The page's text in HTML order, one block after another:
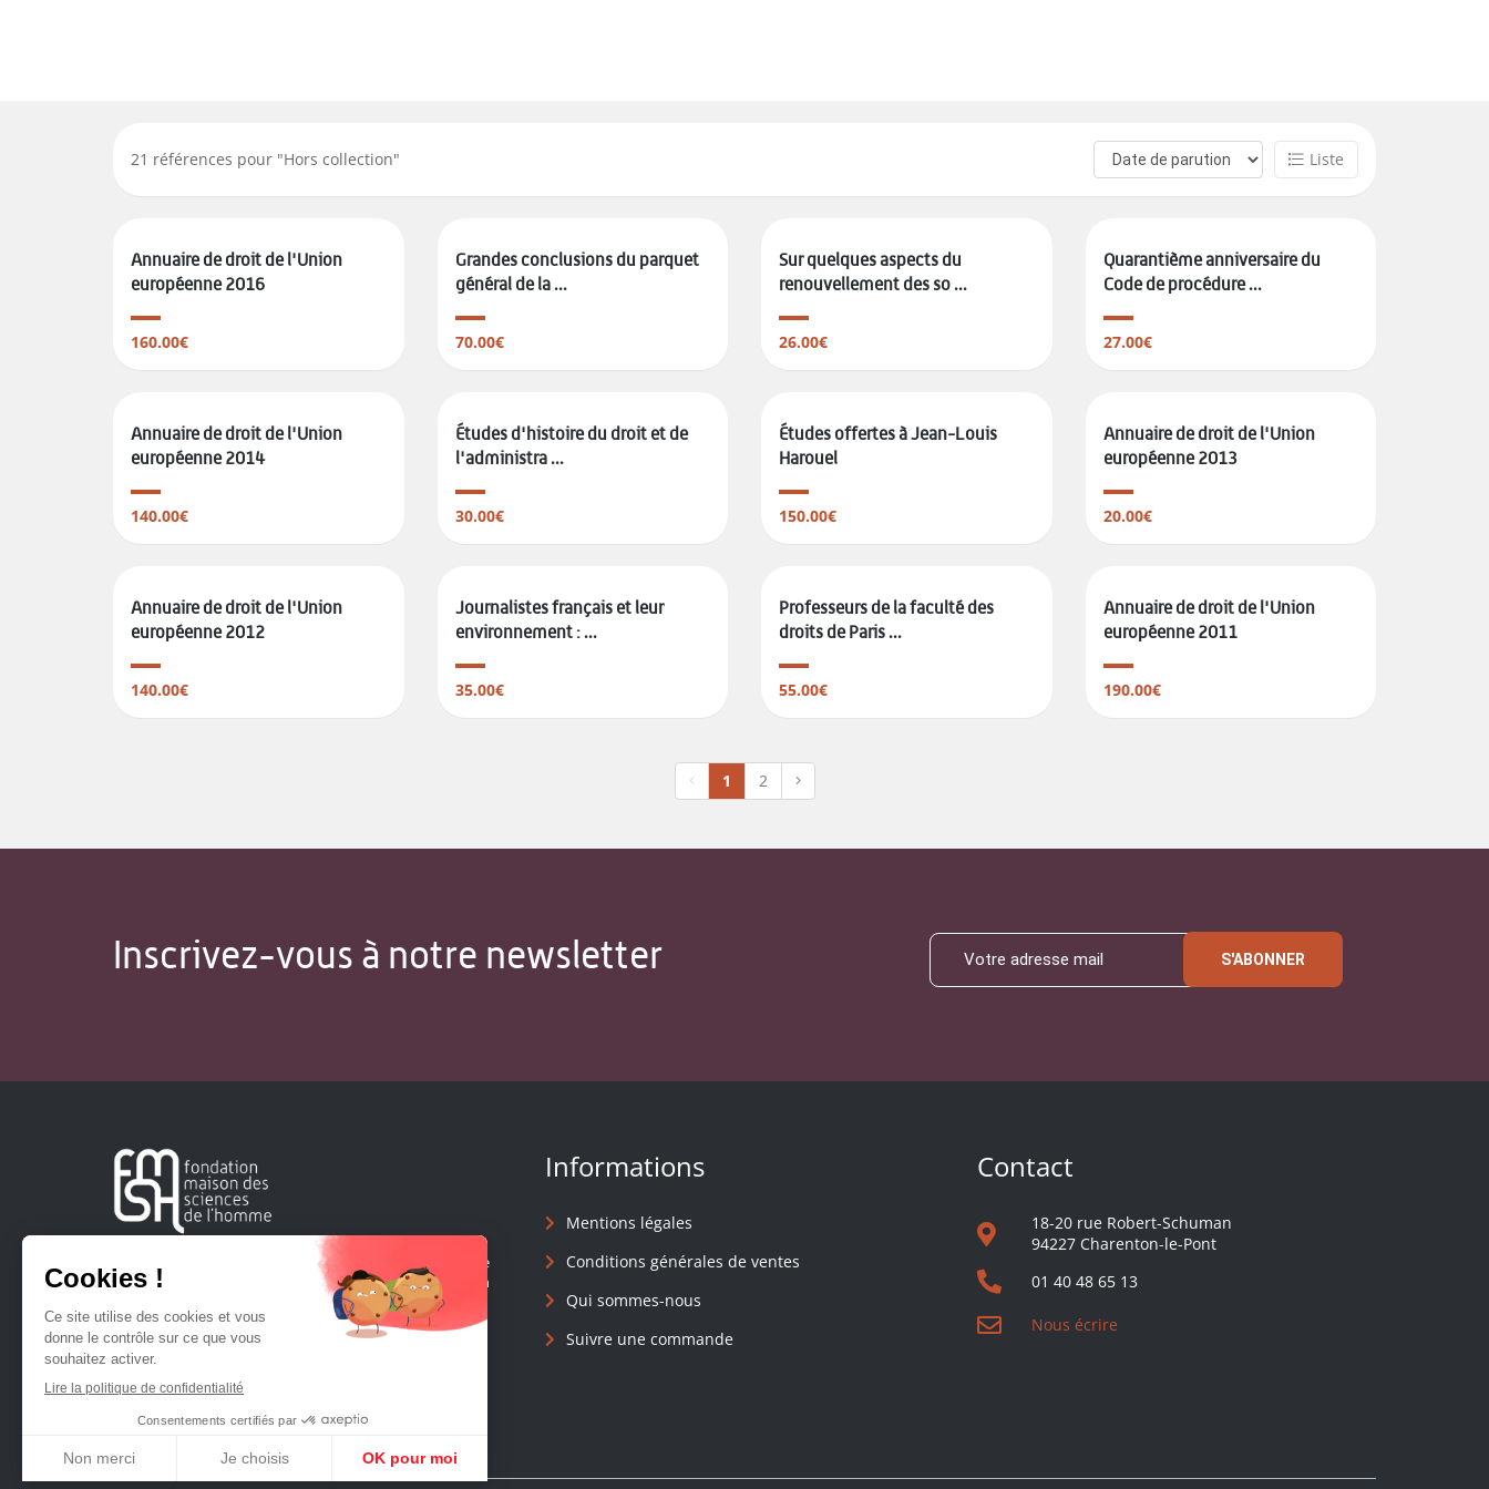
21 références pour "Hors collection" Liste
Annuaire de droit de l'Union
européenne 2016
160.00€
Grandes conclusions du parquet
général de la ...
70.00€
Sur quelques aspects du
renouvellement des so ...
26.00€
Quarantième anniversaire du
Code de procédure ...
27.00€
Annuaire de droit de l'Union
européenne 2014
140.00€
Études d'histoire du droit et de
l'administra ...
30.00€
Études offertes à Jean-Louis
Harouel
150.00€
Annuaire de droit de l'Union
européenne 2013
20.00€
Annuaire de droit de l'Union
européenne 2012
140.00€
Journalistes français et leur
environnement : ...
35.00€
Professeurs de la faculté des
droits de Paris ...
55.00€
Annuaire de droit de l'Union
européenne 2011
190.00€
1 2
Inscrivez-vous à notre newsletter S'ABONNER
Créée en 1963, la Fondation Maison Sciences de l'Homme
soutient la recherche et la diffusion des connaissances en
Informations
Mentions légales
Conditions générales de ventes
Qui sommes-nous
Suivre une commande
Contact
18-20 rue Robert-Schuman
94227 Charenton-le-Pont
01 40 48 65 13
Nous écrire